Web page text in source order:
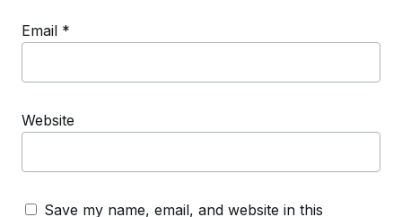
Email *
Website
Save my name, email, and website in this